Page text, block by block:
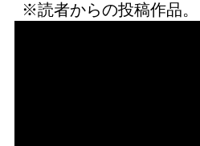
※読者からの投稿作品